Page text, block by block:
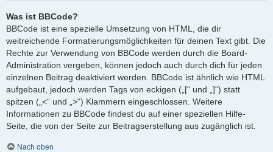
Was ist BBCode?
BBCode ist eine spezielle Umsetzung von HTML, die dir
weitreichende Formatierungsmöglichkeiten für deinen Text gibt. Die
Rechte zur Verwendung von BBCode werden durch die Board-
Administration vergeben, können jedoch auch durch dich für jeden
einzelnen Beitrag deaktiviert werden. BBCode ist ähnlich wie HTML
aufgebaut, jedoch werden Tags von eckigen („[“ und „]“) statt
spitzen („<“ und „>“) Klammern eingeschlossen. Weitere
Informationen zu BBCode findest du auf einer speziellen Hilfe-
Seite, die von der Seite zur Beitragserstellung aus zugänglich ist.
Nach oben